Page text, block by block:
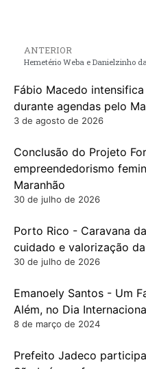
ANTERIOR
Fábio Macedo
durante agendas pelo
3 de agosto de 2026
Conclusão do Projeto
empreendedorismo
Maranhão
30 de julho de 2026
Porto Rico - Caravana
cuidado e valorização
30 de julho de 2026
Emanoely Santos - Um
Além, no Dia
8 de março de 2024
Prefeito Jadeco